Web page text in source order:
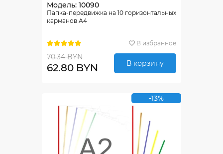
Модель: 10090
Папка-передвижка на 10 горизонтальных
карманов А4
В избранное
70.34 BYN
62.80 BYN В корзину
-13%